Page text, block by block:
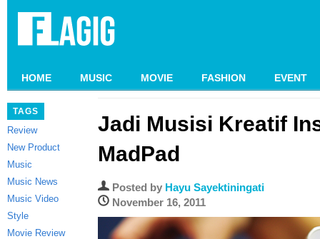
HOME MUSIC MOVIE FASHION EVENT
TAGS
Review
New Product
Music
Music News
Music Video
Style
Movie Review
Jadi Musisi Kreatif
MadPad
Posted by Hayu Sayektiningati
November 16, 2011